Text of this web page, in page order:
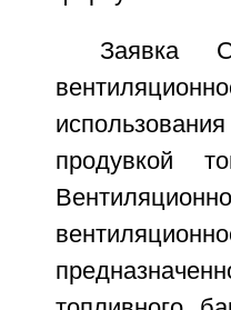
Заявка
продувкой